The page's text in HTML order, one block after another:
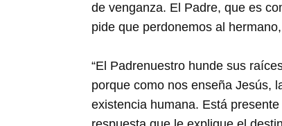
de venganza. El Padre, que es
pide que perdonemos al
“El Padrenuestro hunde sus
porque como nos enseña Jesús,
existencia humana. Está